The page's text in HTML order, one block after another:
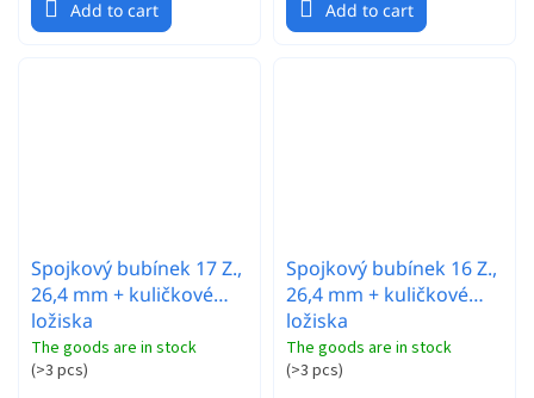
Add to cart Add to cart
Spojkový bubínek 17 Z.,
26,4 mm + kuličkové
ložiska
The goods are in stock
(>3 pcs)
Spojkový bubínek 16 Z.,
26,4 mm + kuličkové
ložiska
The goods are in stock
(>3 pcs)